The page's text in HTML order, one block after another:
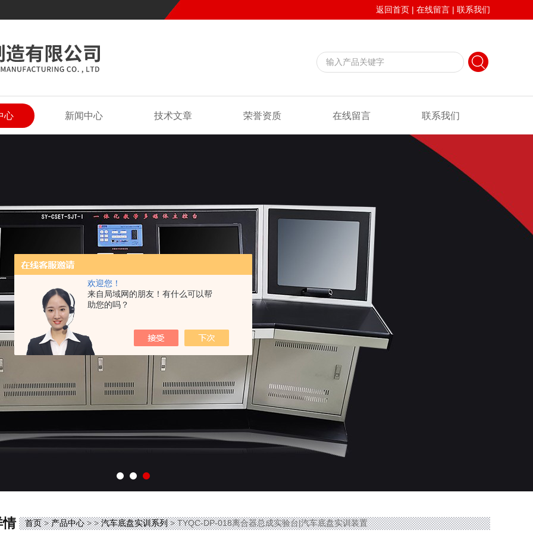
欢迎您！
来自局域网的朋友！有什么可以帮
助您的吗？
返回首页 | 在线留言 | 联系我们
心 新闻中心 技术文章 荣誉资质 在线留言 联系我们
情 首页>产品中心> >汽车底盘实训系列> TYQC-DP-018离合器总成实验台|汽车底盘实训装置